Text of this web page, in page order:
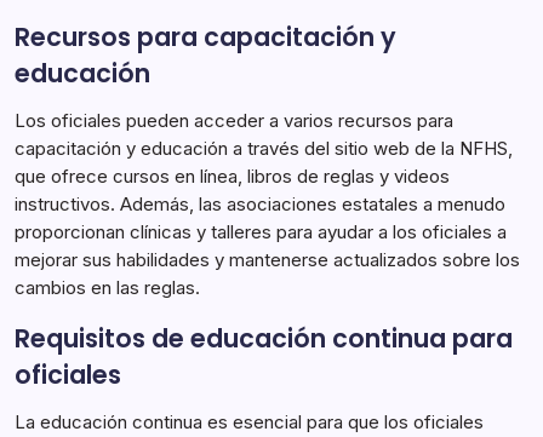
Recursos para capacitación y
educación
Los oficiales pueden acceder a varios recursos para
capacitación y educación a través del sitio web de la NFHS,
que ofrece cursos en línea, libros de reglas y videos
instructivos. Además, las asociaciones estatales a menudo
proporcionan clínicas y talleres para ayudar a los oficiales a
mejorar sus habilidades y mantenerse actualizados sobre los
cambios en las reglas.
Requisitos de educación continua para
oficiales
La educación continua es esencial para que los oficiales